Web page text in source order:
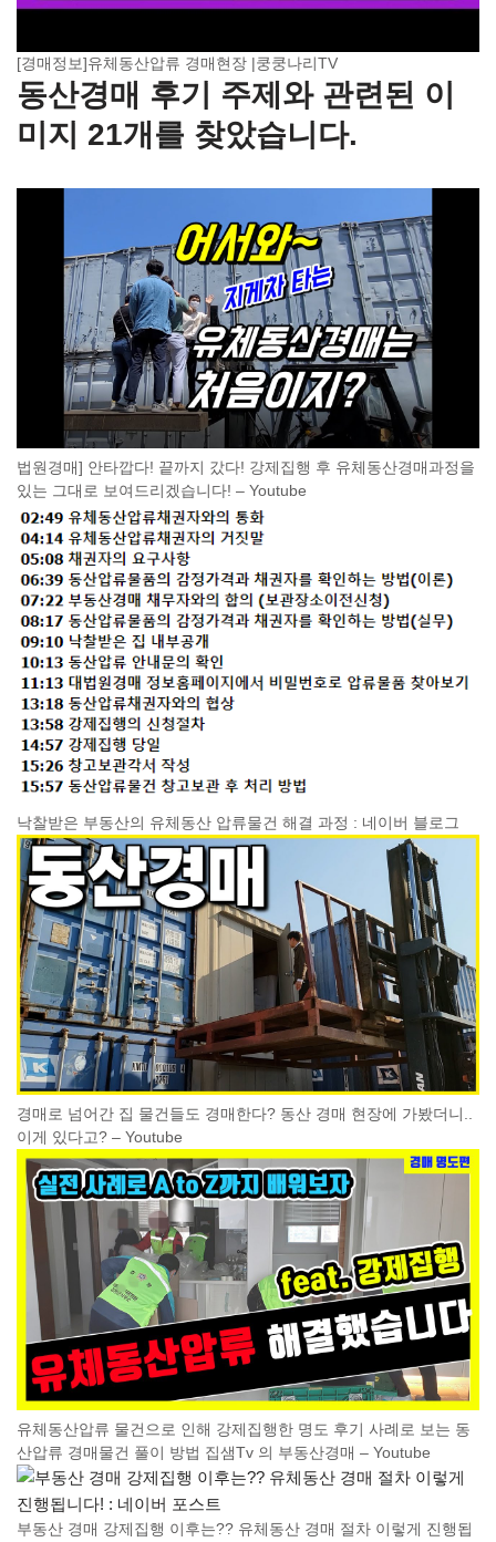
[경매정보]유체동산압류 경매현장 |쿵쿵나리TV
동산경매 후기 주제와 관련된 이
미지 21개를 찾았습니다.
법원경매] 안타깝다! 끝까지 갔다! 강제집행 후 유체동산경매과정을
있는 그대로 보여드리겠습니다! – Youtube
낙찰받은 부동산의 유체동산 압류물건 해결 과정 : 네이버 블로그
경매로 넘어간 집 물건들도 경매한다? 동산 경매 현장에 가봤더니..
이게 있다고? – Youtube
유체동산압류 물건으로 인해 강제집행한 명도 후기 사례로 보는 동
산압류 경매물건 풀이 방법 집샘Tv 의 부동산경매 – Youtube
부동산 경매 강제집행 이후는?? 유체동산 경매 절차 이렇게 진행됩